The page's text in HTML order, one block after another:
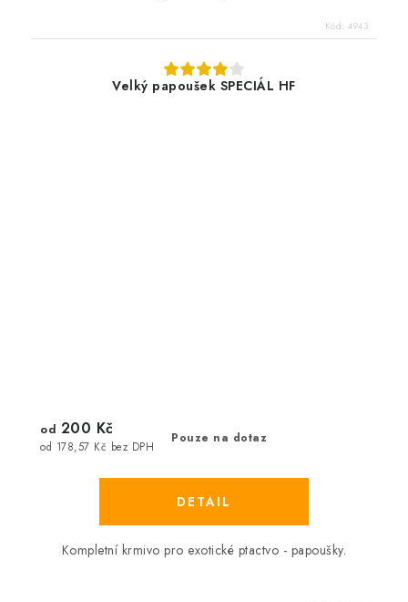
Kód: 4943
Velký papoušek SPECIÁL HF
Pouze na dotaz
od 178,57 Kč bez DPH
od 200 Kč
Kompletní krmivo pro exotické ptactvo - papoušky.